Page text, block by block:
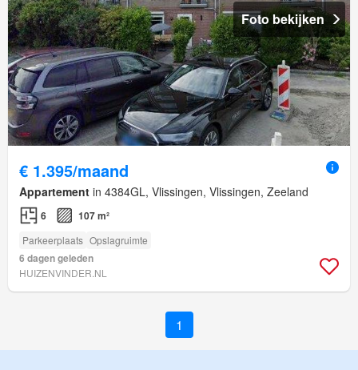
Foto bekijken
€ 1.395/maand
Appartement in 4384GL, Vlissingen, Vlissingen, Zeeland
6 107 m²
Parkeerplaats Opslagruimte
6 dagen geleden
HUIZENVINDER.NL
1